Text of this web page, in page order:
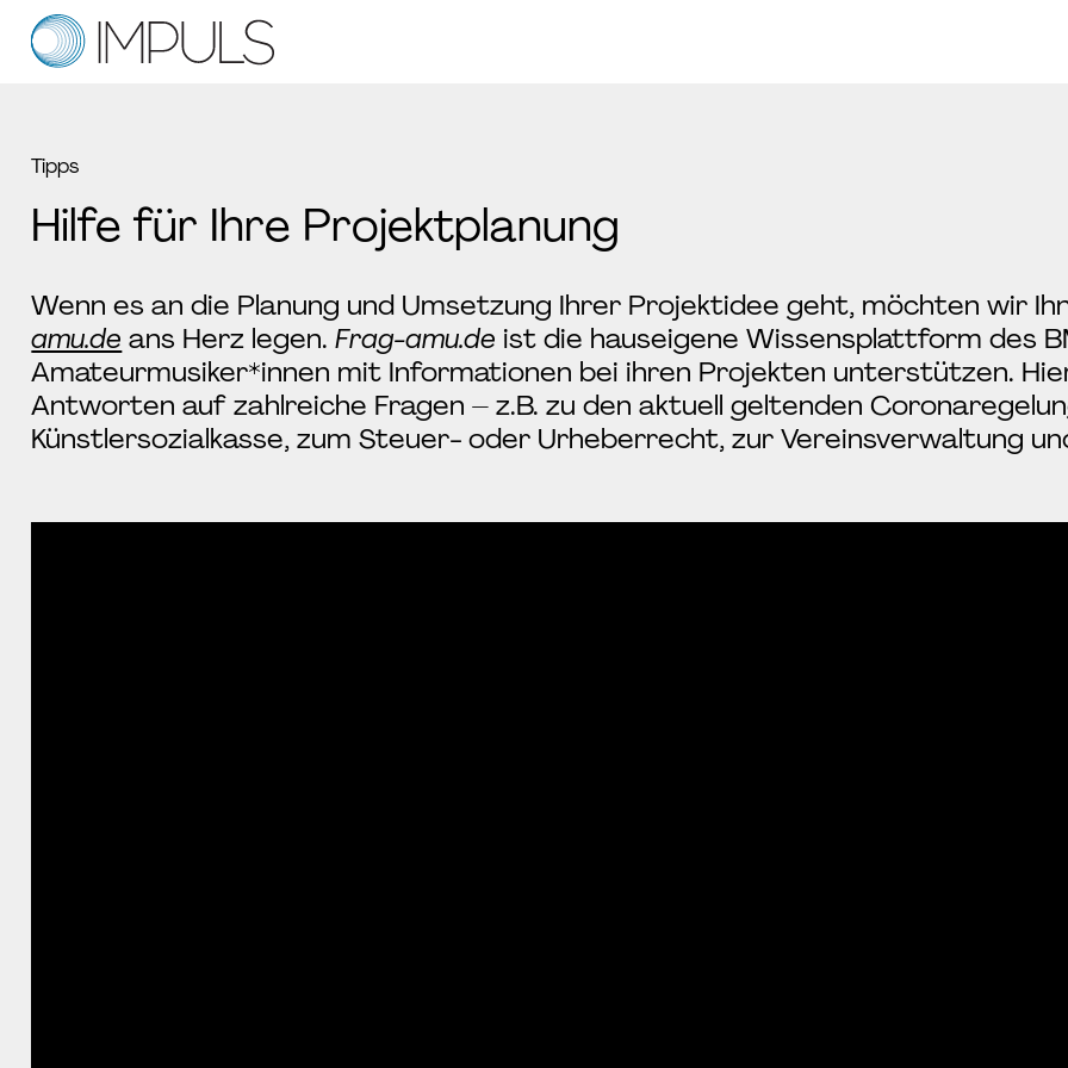
Eckdaten
Tipps
FAQ
Projektlandkarte
Downloads
Tipps
Hilfe für Ihre Projektplanung
Wenn es an die Planung und Umsetzung Ihrer Projektidee geht, möchten wir
amu.de ans Herz legen.Frag-amu.de ist die hauseigene Wissensplattform des
Amateurmusiker*innen mit Informationen bei ihren Projekten unterstützen.
Antworten auf zahlreiche Fragen – z.B. zu den aktuell geltenden
Künstlersozialkasse, zum Steuer- oder Urheberrecht, zur Vereinsverwaltung